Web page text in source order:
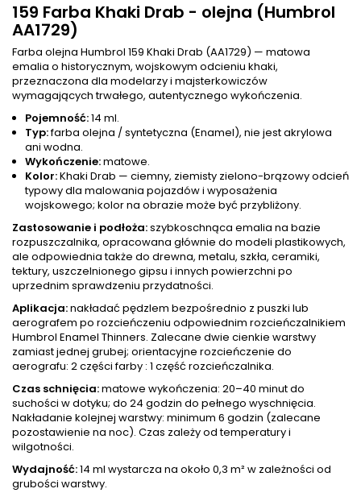
159 Farba Khaki Drab - olejna (Humbrol
AA1729)
Farba olejna Humbrol 159 Khaki Drab (AA1729) — matowa
emalia o historycznym, wojskowym odcieniu khaki,
przeznaczona dla modelarzy i majsterkowiczów
wymagających trwałego, autentycznego wykończenia.
Pojemność:14 ml.
Typ:farba olejna / syntetyczna (Enamel), nie jest akrylowa
ani wodna.
Wykończenie:matowe.
Kolor:Khaki Drab — ciemny, ziemisty zielono-brązowy odcień
typowy dla malowania pojazdów i wyposażenia
wojskowego; kolor na obrazie może być przybliżony.
Zastosowanie i podłoża:szybkoschnąca emalia na bazie
rozpuszczalnika, opracowana głównie do modeli plastikowych,
ale odpowiednia także do drewna, metalu, szkła, ceramiki,
tektury, uszczelnionego gipsu i innych powierzchni po
uprzednim sprawdzeniu przydatności.
Aplikacja:nakładać pędzlem bezpośrednio z puszki lub
aerografem po rozcieńczeniu odpowiednim rozcieńczalnikiem
Humbrol Enamel Thinners. Zalecane dwie cienkie warstwy
zamiast jednej grubej; orientacyjne rozcieńczenie do
aerografu: 2 części farby : 1 część rozcieńczalnika.
Czas schnięcia:matowe wykończenia: 20–40 minut do
suchości w dotyku; do 24 godzin do pełnego wyschnięcia.
Nakładanie kolejnej warstwy: minimum 6 godzin (zalecane
pozostawienie na noc). Czas zależy od temperatury i
wilgotności.
Wydajność:14 ml wystarcza na około 0,3 m² w zależności od
grubości warstwy.